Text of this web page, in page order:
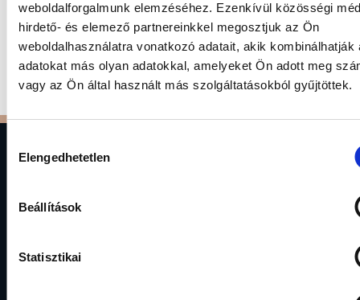
weboldalforgalmunk elemzéséhez. Ezenkívül közösségi
hirdető- és elemező partnereinkkel megosztjuk az Ön
weboldalhasználatra vonatkozó adatait, akik kombinálhatják
adatokat más olyan adatokkal, amelyeket Ön adott meg
vagy az Ön által használt más szolgáltatásokból gyűjtöttek.
kiválasztása
Elengedhetetlen
Beállítások
Statisztikai
over...
Gránit Asset Management Plc